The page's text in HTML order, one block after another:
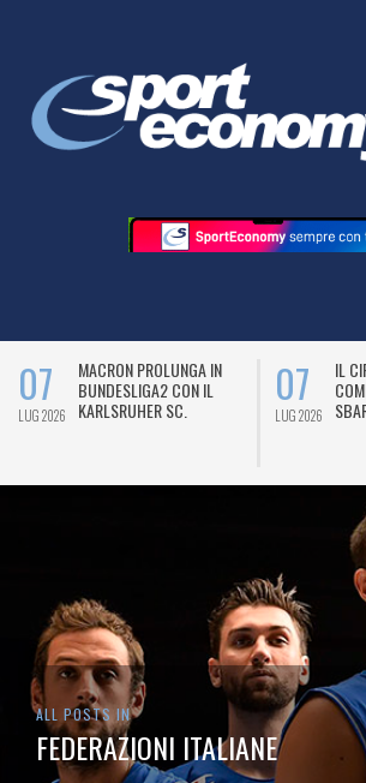
07
LUG 2026
MACRON PROLUNGA IN
BUNDESLIGA2 CON IL
KARLSRUHER SC.
07
LUG 2026
IL
ALL POSTS IN
FEDERAZIONI ITALIANE